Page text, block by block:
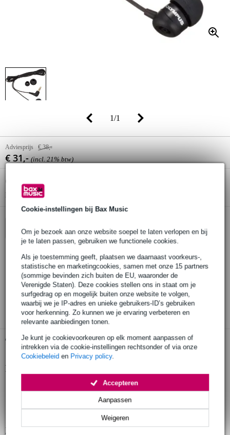
Cookie-instellingen bij Bax Music
Om je bezoek aan onze website soepel te laten verlopen en bij
je te laten passen, gebruiken we functionele cookies.
Als je toestemming geeft, plaatsen we daarnaast voorkeurs-,
statistische en marketingcookies, samen met onze 15 partners
(sommige bevinden zich buiten de EU, waaronder de
Verenigde Staten). Deze cookies stellen ons in staat om je
surfgedrag op en mogelijk buiten onze website te volgen,
waarbij we je IP-adres en unieke gebruikers-ID’s gebruiken
voor herkenning. Zo kunnen we je ervaring verbeteren en
relevante aanbiedingen tonen.
Je kunt je cookievoorkeuren op elk moment aanpassen of
intrekken via de cookie-instellingen rechtsonder of via onze
Cookiebeleid en Privacy policy.
Weigeren
Aanpassen
Accepteren
1/1
Adviesprijs € 38,-
€ 31,- (incl. 21% btw)
Online voorraadstatus:
Nog 1 stuk op voorraad in ons magazijn
In winkelwagen
Bestel nu = maandag in huis
30 dagen 'niet goed geld terug' garantie
3 jaar Bax Music garantie
Gratis ophalen in de winkel
Productinformatie
makkelijk telefoongesprekken opnemen
geschikt voor vaste- en mobiele telefoons
Bekijk alle productspecificaties